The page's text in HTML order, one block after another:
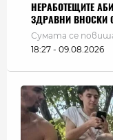
НЕРАБОТЕЩИТЕ
ЗДРАВНИ ВНОСКИ
Сумата се
18:27 - 09.08.2026